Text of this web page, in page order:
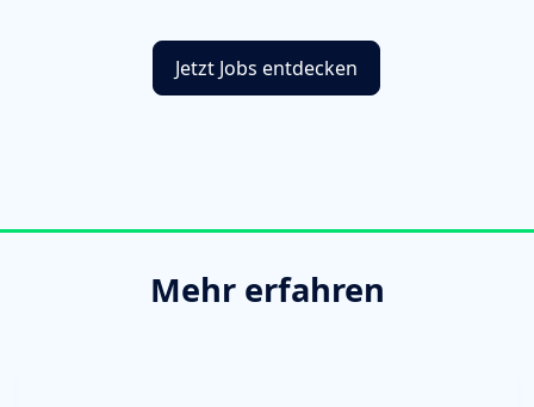
Jetzt Jobs entdecken
Mehr erfahren